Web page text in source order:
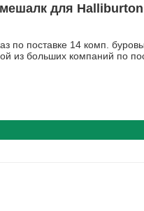
для Halliburton
по поставке 14 комп.
из больших компаний по